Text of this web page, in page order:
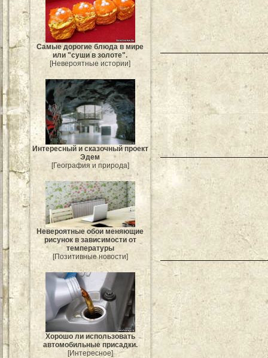
Самые дорогие блюда в мире
или "суши в золоте".
[Невероятные истории]
Интересный и сказочный проект
Эдем
[География и природа]
Невероятные обои меняющие
рисунок в зависимости от
температуры
[Позитивные новости]
Хорошо ли использовать
автомобильные присадки.
[Интересное]